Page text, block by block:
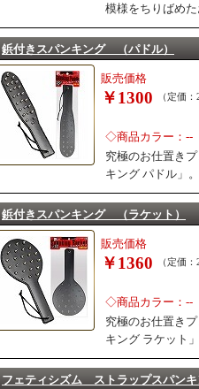
模様をちりばめ
鋲付きスパンキング （パドル）
販売価格
￥1300 （定価
◇商品カラー：--
究極のお仕置き
キング パドル」
鋲付きスパンキング （ラケット）
販売価格
￥1360 （定価
◇商品カラー：--
究極のお仕置き
キング ラケット
フェティシズム ストラップスパン